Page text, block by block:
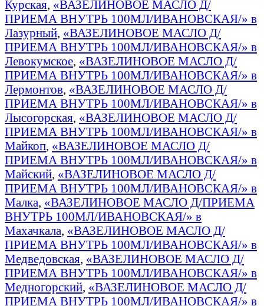
Курская, «ВАЗЕЛИНОВОЕ МАСЛО Д/
ПРИЕМА ВНУТРЬ 100МЛ/ИВАНОВСКАЯ/» в
Лазурный, «ВАЗЕЛИНОВОЕ МАСЛО Д/
ПРИЕМА ВНУТРЬ 100МЛ/ИВАНОВСКАЯ/» в
Левокумское, «ВАЗЕЛИНОВОЕ МАСЛО Д/
ПРИЕМА ВНУТРЬ 100МЛ/ИВАНОВСКАЯ/» в
Лермонтов, «ВАЗЕЛИНОВОЕ МАСЛО Д/
ПРИЕМА ВНУТРЬ 100МЛ/ИВАНОВСКАЯ/» в
Лысогорская, «ВАЗЕЛИНОВОЕ МАСЛО Д/
ПРИЕМА ВНУТРЬ 100МЛ/ИВАНОВСКАЯ/» в
Майкоп, «ВАЗЕЛИНОВОЕ МАСЛО Д/
ПРИЕМА ВНУТРЬ 100МЛ/ИВАНОВСКАЯ/» в
Майский, «ВАЗЕЛИНОВОЕ МАСЛО Д/
ПРИЕМА ВНУТРЬ 100МЛ/ИВАНОВСКАЯ/» в
Малка, «ВАЗЕЛИНОВОЕ МАСЛО Д/ПРИЕМА
ВНУТРЬ 100МЛ/ИВАНОВСКАЯ/» в
Махачкала, «ВАЗЕЛИНОВОЕ МАСЛО Д/
ПРИЕМА ВНУТРЬ 100МЛ/ИВАНОВСКАЯ/» в
Медведовская, «ВАЗЕЛИНОВОЕ МАСЛО Д/
ПРИЕМА ВНУТРЬ 100МЛ/ИВАНОВСКАЯ/» в
Медногорский, «ВАЗЕЛИНОВОЕ МАСЛО Д/
ПРИЕМА ВНУТРЬ 100МЛ/ИВАНОВСКАЯ/» в